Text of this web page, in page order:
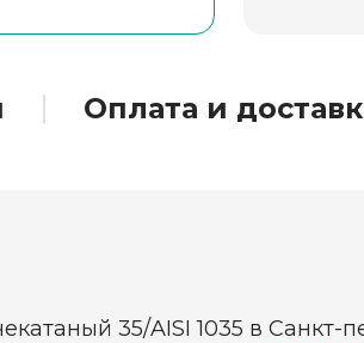
Оплата и
35/AISI 1035 в